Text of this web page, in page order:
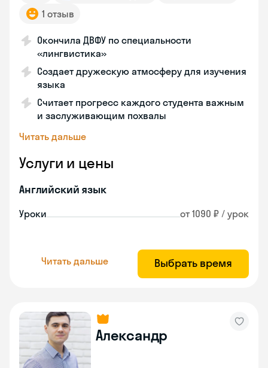
1 отзыв
Окончила ДВФУ по специальности
«лингвистика»
Создает дружескую атмосферу для изучения
языка
Считает прогресс каждого студента важным
и заслуживающим похвалы
Читать дальше
Услуги и цены
Английский язык
Уроки от 1090 ₽ / урок
Читать дальше Выбрать время
Александр